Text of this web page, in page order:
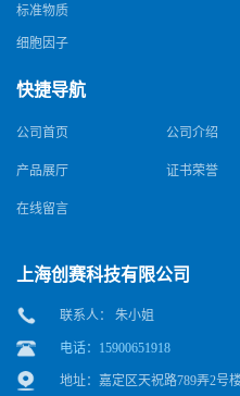
标准物质
细胞因子
快捷导航
公司首页 公司介绍
产品展厅 证书荣誉
在线留言
上海创赛科技有限公司
联系人： 朱小姐
电话：15900651918
地址：嘉定区天祝路789弄2号